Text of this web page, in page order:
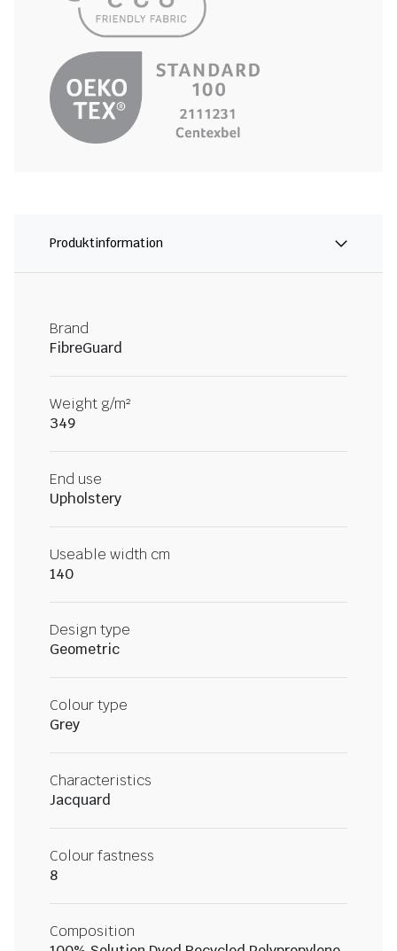
Produktinformation
Brand
FibreGuard
Weight g/m²
349
End use
Upholstery
Useable width cm
140
Design type
Geometric
Colour type
Grey
Characteristics
Jacquard
Colour fastness
8
Composition